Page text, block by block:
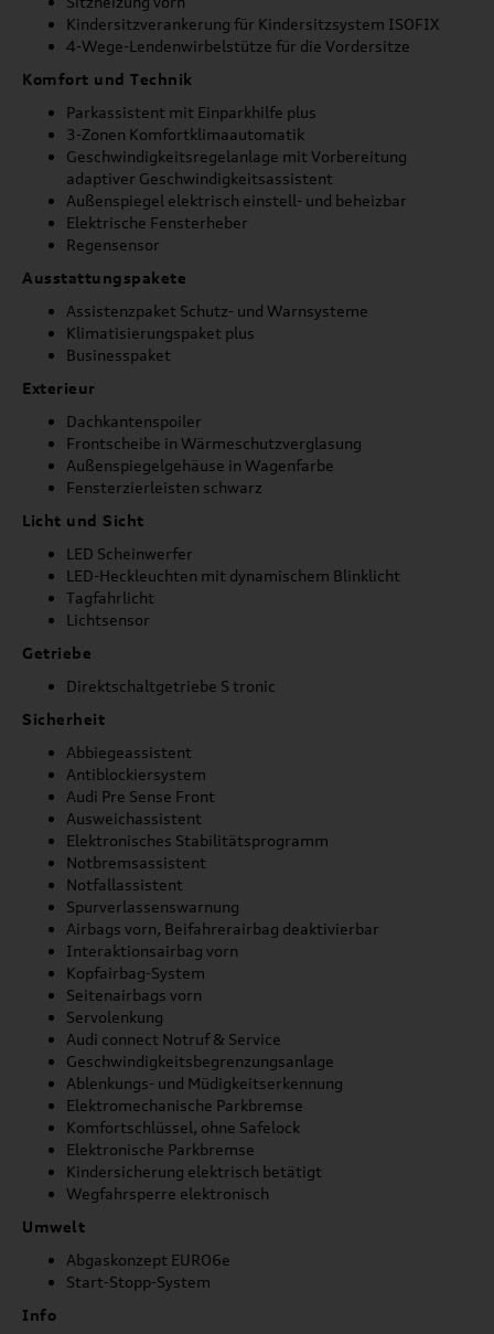
Kindersitzverankerung für Kindersitzsystem ISOFIX
4-Wege-Lendenwirbelstütze für die Vordersitze
Komfort und Technik
Parkassistent mit Einparkhilfe plus
3-Zonen Komfortklimaautomatik
Geschwindigkeitsregelanlage mit Vorbereitung
adaptiver Geschwindigkeitsassistent
Außenspiegel elektrisch einstell- und beheizbar
Elektrische Fensterheber
Regensensor
Ausstattungspakete
Assistenzpaket Schutz- und Warnsysteme
Klimatisierungspaket plus
Businesspaket
Exterieur
Dachkantenspoiler
Frontscheibe in Wärmeschutzverglasung
Außenspiegelgehäuse in Wagenfarbe
Fensterzierleisten schwarz
Licht und Sicht
LED Scheinwerfer
LED-Heckleuchten mit dynamischem Blinklicht
Tagfahrlicht
Lichtsensor
Getriebe
Direktschaltgetriebe S tronic
Sicherheit
Abbiegeassistent
Antiblockiersystem
Audi Pre Sense Front
Ausweichassistent
Elektronisches Stabilitätsprogramm
Notbremsassistent
Notfallassistent
Spurverlassenswarnung
Airbags vorn, Beifahrerairbag deaktivierbar
Interaktionsairbag vorn
Kopfairbag-System
Seitenairbags vorn
Servolenkung
Audi connect Notruf & Service
Geschwindigkeitsbegrenzungsanlage
Ablenkungs- und Müdigkeitserkennung
Elektromechanische Parkbremse
Komfortschlüssel, ohne Safelock
Elektronische Parkbremse
Kindersicherung elektrisch betätigt
Wegfahrsperre elektronisch
Umwelt
Abgaskonzept EURO6e
Start-Stopp-System
Info